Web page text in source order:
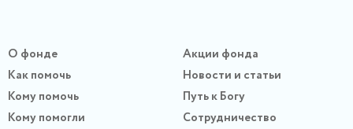
О фонде
Как помочь
Кому помочь
Кому помогли
Акции фонда
Новости и статьи
Путь к Богу
Сотрудничество